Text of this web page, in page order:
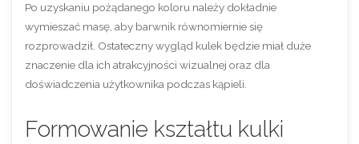
Po uzyskaniu pożądanego koloru należy dokładnie
wymieszać masę, aby barwnik równomiernie się
rozprowadził. Ostateczny wygląd kulek będzie miał duże
znaczenie dla ich atrakcyjności wizualnej oraz dla
doświadczenia użytkownika podczas kąpieli.
Formowanie kształtu kulki